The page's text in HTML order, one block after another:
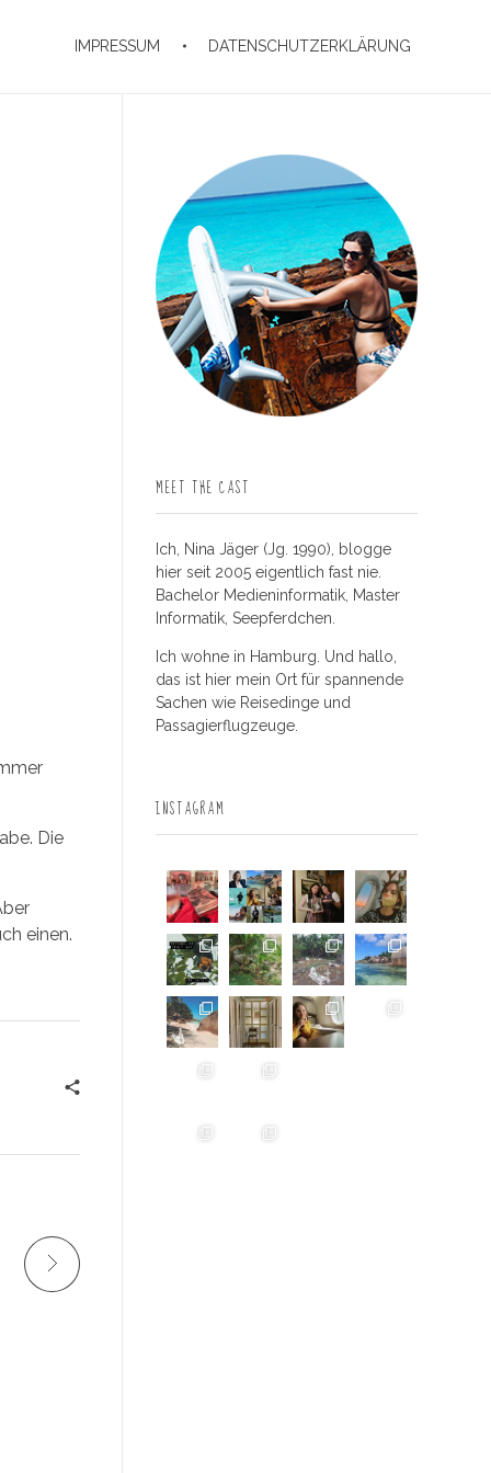
IMPRESSUM DATENSCHUTZERKLÄRUNG
Die
einen.
MEET THE CAST
Ich, Nina Jäger (Jg. 1990), blogge
hier seit 2005 eigentlich fast nie.
Bachelor Medieninformatik, Master
Informatik, Seepferdchen.
Ich wohne in Hamburg. Und hallo,
das ist hier mein Ort für spannende
Sachen wie Reisedinge und
Passagierflugzeuge.
INSTAGRAM